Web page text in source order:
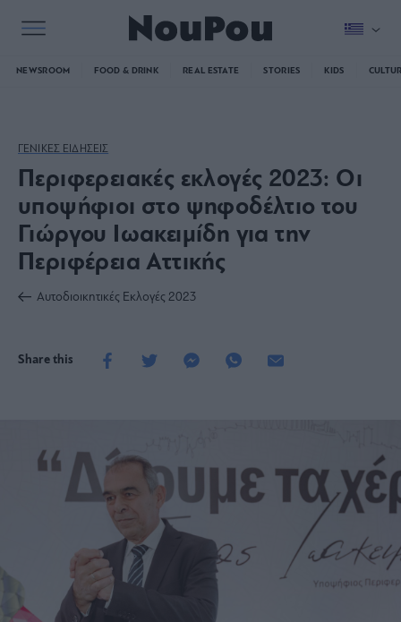
NEWSROOM FOOD & DRINK REAL ESTATE STORIES KIDS
ΓΕΝΙΚΕΣ ΕΙΔΗΣΕΙΣ
Περιφερειακές εκλογές 2023: Οι
υποψήφιοι στο ψηφοδέλτιο του
Γιώργου Ιωακειμίδη για την
Περιφέρεια Αττικής
Αυτοδιοικητικές Εκλογές 2023
Share this